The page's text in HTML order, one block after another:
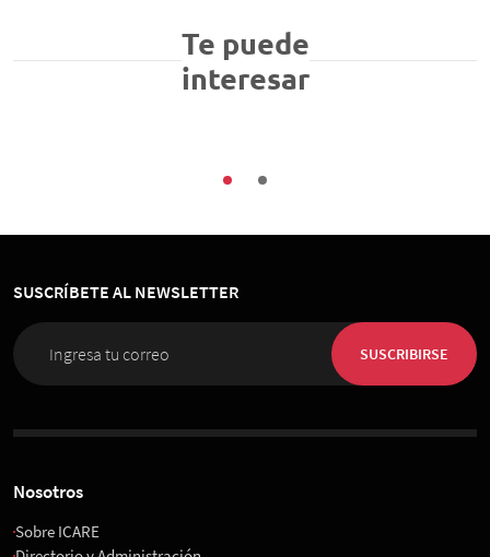
Te puede
interesar
En diciembre las empresas chilenas deben
implementar un modelo de cumplimiento en
protección de datos
SUSCRÍBETE AL NEWSLETTER
SUSCRIBIRSE
Nosotros
Sobre ICARE